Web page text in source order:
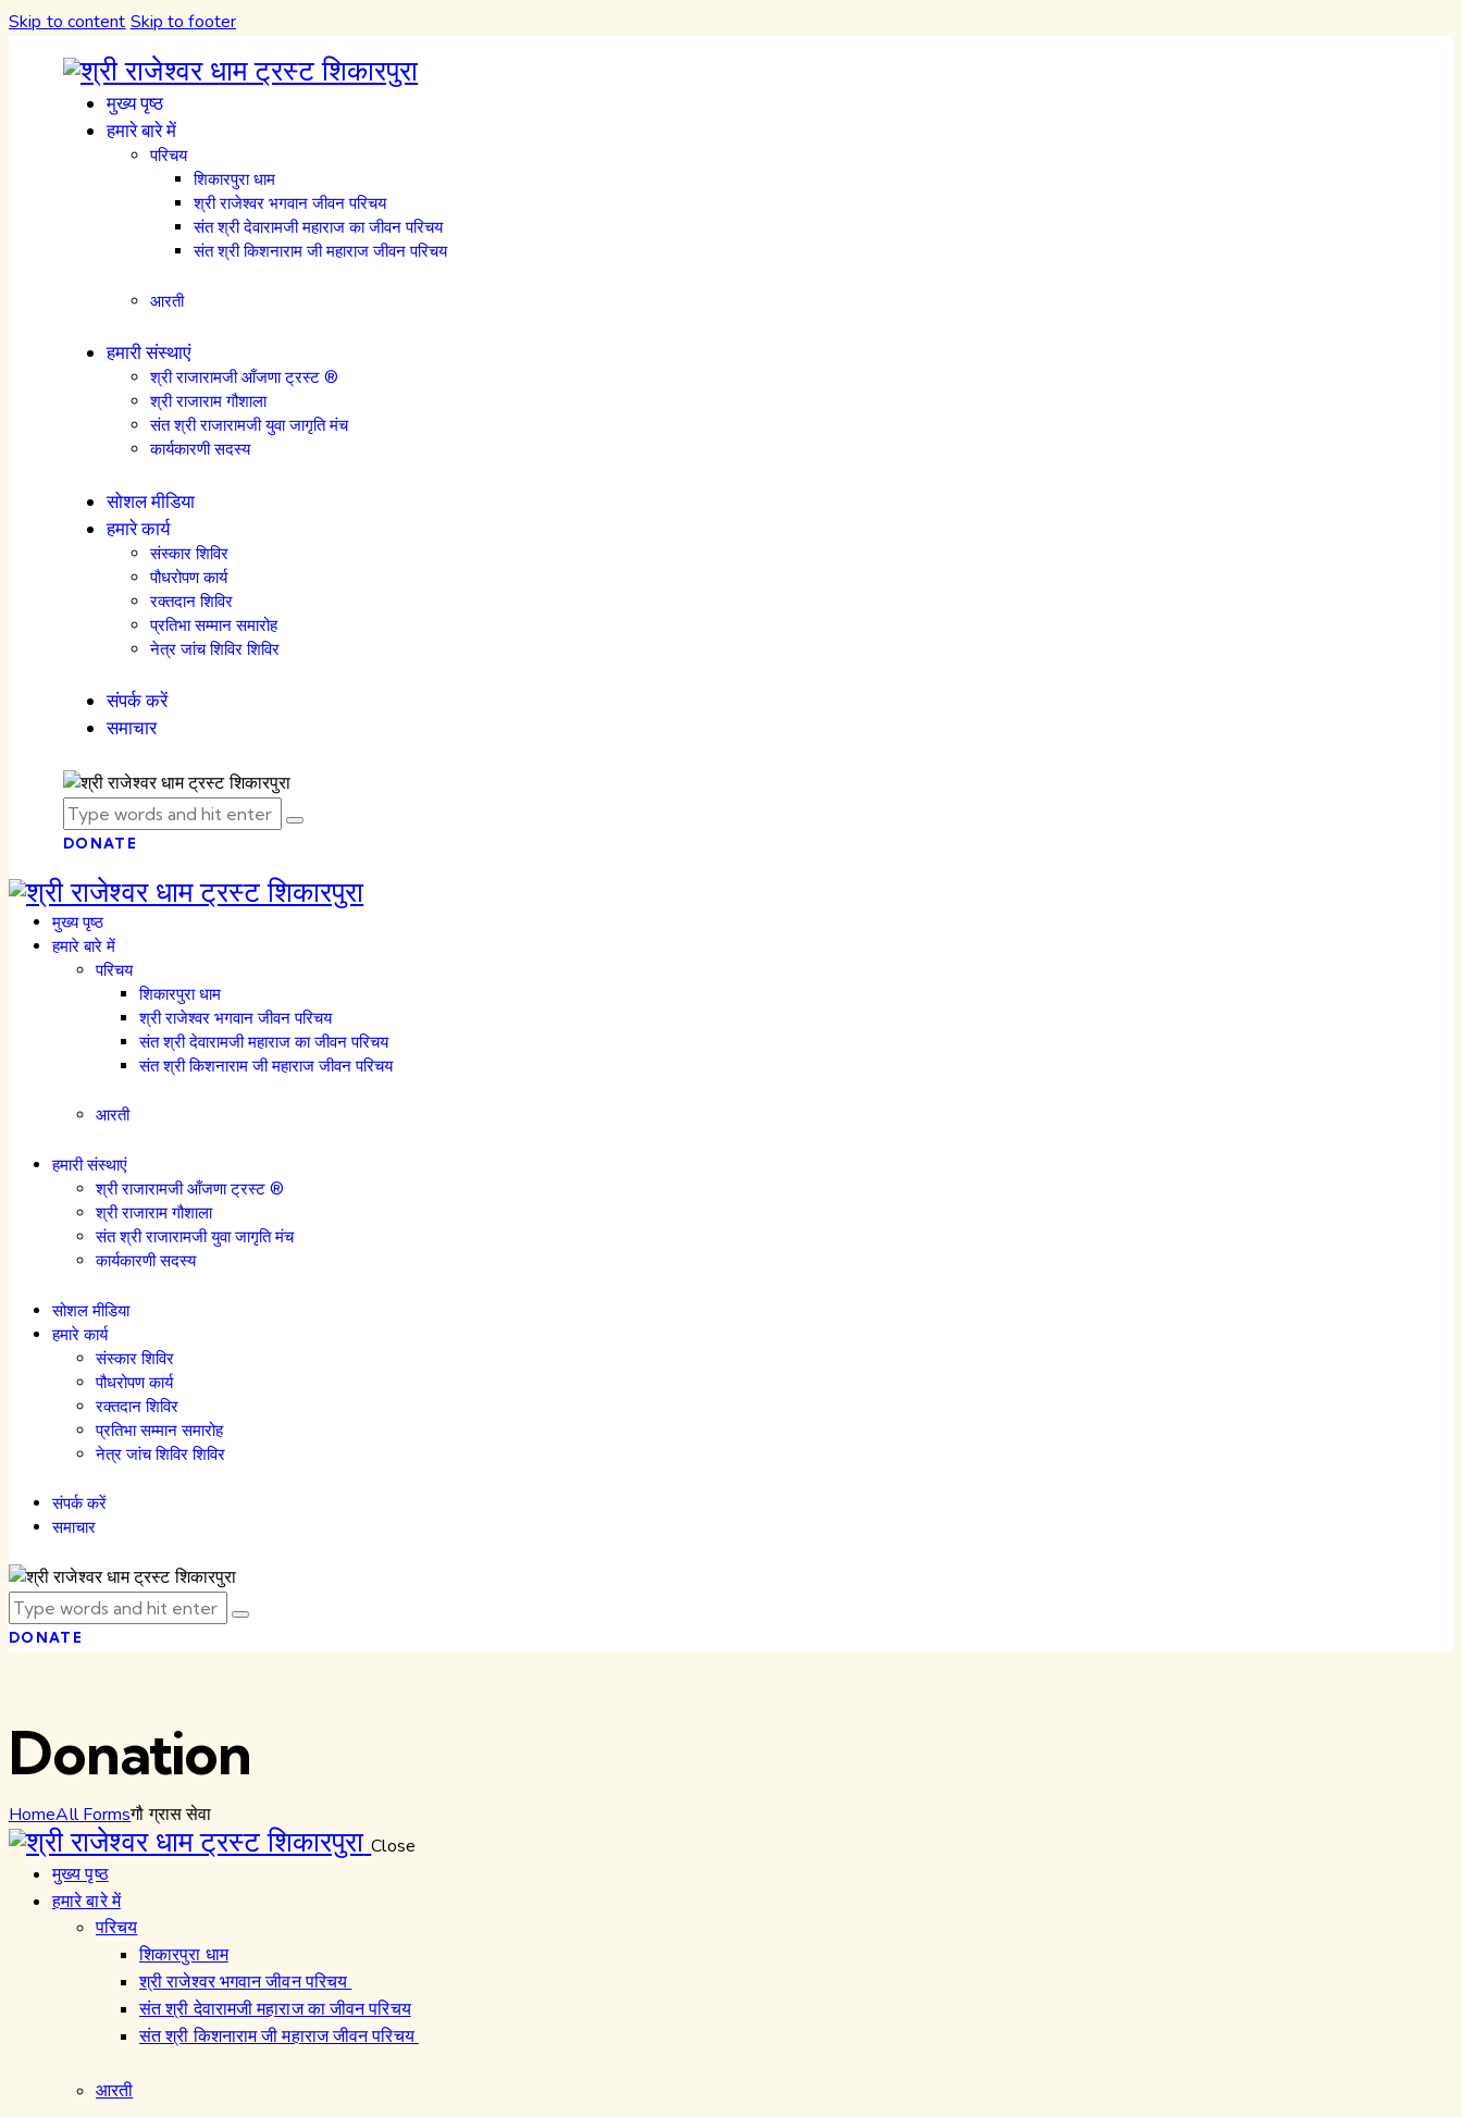
Skip to content Skip to footer
मुख्य पृष्ठ
हमारे बारे में
परिचय
शिकारपुरा धाम
श्री राजेश्वर भगवान जीवन परिचय
संत श्री देवारामजी महाराज का जीवन परिचय
संत श्री किशनाराम जी महाराज जीवन परिचय
आरती
हमारी संस्थाएं
श्री राजारामजी आँजणा ट्रस्ट ®
श्री राजाराम गौशाला
संत श्री राजारामजी युवा जागृति मंच
कार्यकारणी सदस्य
सोशल मीडिया
हमारे कार्य
संस्कार शिविर
पौधरोपण कार्य
रक्तदान शिविर
प्रतिभा सम्मान समारोह
नेत्र जांच शिविर शिविर
संपर्क करें
समाचार
DONATE
मुख्य पृष्ठ
हमारे बारे में
परिचय
शिकारपुरा धाम
श्री राजेश्वर भगवान जीवन परिचय
संत श्री देवारामजी महाराज का जीवन परिचय
संत श्री किशनाराम जी महाराज जीवन परिचय
आरती
हमारी संस्थाएं
श्री राजारामजी आँजणा ट्रस्ट ®
श्री राजाराम गौशाला
संत श्री राजारामजी युवा जागृति मंच
कार्यकारणी सदस्य
सोशल मीडिया
हमारे कार्य
संस्कार शिविर
पौधरोपण कार्य
रक्तदान शिविर
प्रतिभा सम्मान समारोह
नेत्र जांच शिविर शिविर
संपर्क करें
समाचार
DONATE
Donation
HomeAll Formsगौ ग्रास सेवा
Close
मुख्य पृष्ठ
हमारे बारे में
परिचय
शिकारपुरा धाम
श्री राजेश्वर भगवान जीवन परिचय
संत श्री देवारामजी महाराज का जीवन परिचय
संत श्री किशनाराम जी महाराज जीवन परिचय
आरती